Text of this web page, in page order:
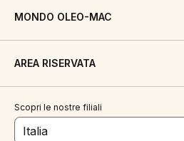
MONDO OLEO-MAC
AREA RISERVATA
Scopri le nostre filiali
Italia